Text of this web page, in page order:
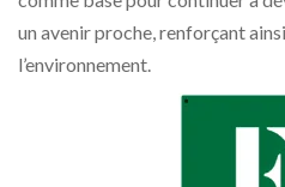
un avenir proche, renforçant
l’environnement.